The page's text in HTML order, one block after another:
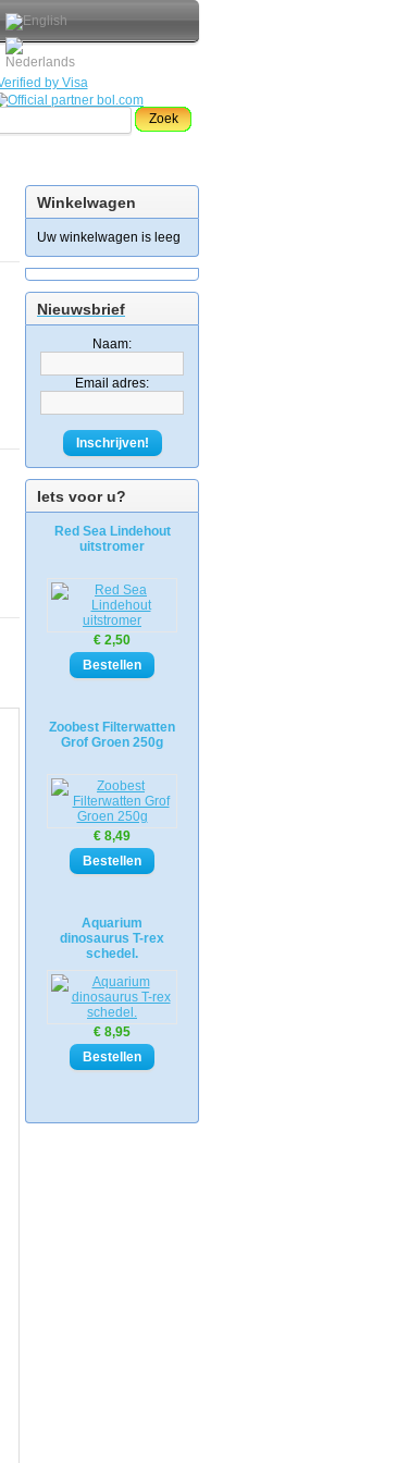
Zoek
Winkelwagen
Uw winkelwagen is leeg
Nieuwsbrief
Naam:
Email adres:
Inschrijven!
Iets voor u?
Red Sea Lindehout
uitstromer
€ 2,50
Zoobest Filterwatten
Grof Groen 250g
€ 8,49
Aquarium
dinosaurus T-rex
schedel.
€ 8,95